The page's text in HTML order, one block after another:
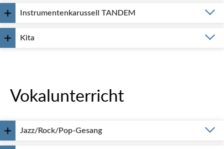
Instrumentenkarussell TANDEM
Kita
Vokalunterricht
Jazz/Rock/Pop-Gesang